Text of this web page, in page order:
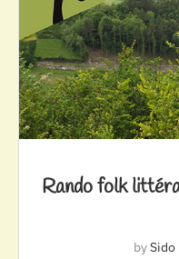
Rando folk
bySido